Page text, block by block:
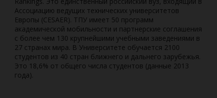
Ассоциацию ведущих технических университетов
Европы (CESAER). ТПУ имеет 50 программ
академической мобильности и партнерские соглашения
с более чем 130 крупнейшими учебными заведениями в
27 странах мира. В Университете обучается 2100
студентов из 40 стран ближнего и дальнего зарубежья.
Это 18,6% от общего числа студентов (данные 2013
года).